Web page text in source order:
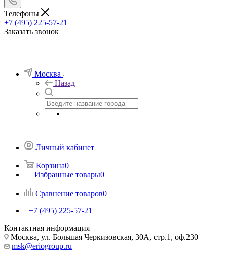
Телефоны
+7 (495) 225-57-21
Заказать звонок
Москва
Назад
Личный кабинет
Корзина0
Избранные товары0
Сравнение товаров0
+7 (495) 225-57-21
Контактная информация
Москва, ул. Большая Черкизовская, 30А, стр.1, оф.230
msk@eriogroup.ru